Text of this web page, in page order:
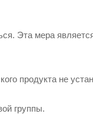
Эта мера
продукта не
группы.